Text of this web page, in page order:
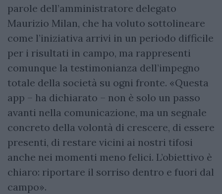
parole dell’amministratore delegato
Maurizio Milan, che ha voluto sottolineare
come l’iniziativa arrivi in un periodo difficile
per i risultati in campo, ma rappresenti
comunque la testimonianza dell’impegno
totale della società su ogni fronte. «Questa
app – ha dichiarato – non è solo un passo
avanti nella comunicazione, ma un segnale
concreto della volontà di crescere, di essere
presenti, di restare vicini ai nostri tifosi
anche nei momenti meno felici. L’obiettivo è
chiaro: riportare il sorriso dentro e fuori dal
campo».